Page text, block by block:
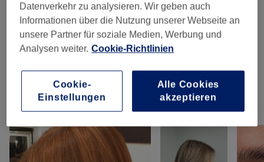
Damen - Haarschnitte & Stylings ( 3) ab 20 €
Herren - Haarschnitte & Stylings (2 ) ab 20 €
Datenverkehr zu analysieren. Wir geben auch
Informationen über die Nutzung unserer Webseite an
unsere Partner für soziale Medien, Werbung und
Analysen weiter. Cookie-Richtlinien
Cookie-
Einstellungen
Alle Cookies
akzeptieren